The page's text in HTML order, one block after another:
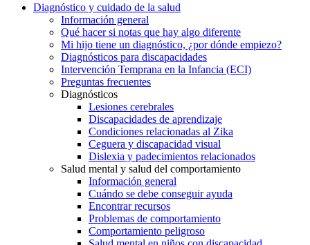
Diagnóstico y cuidado de la salud
Información general
Qué hacer si notas que hay algo diferente
Mi hijo tiene un diagnóstico, ¿por dónde empiezo?
Diagnósticos para discapacidades
Intervención Temprana en la Infancia (ECI)
Preguntas frecuentes
Diagnósticos
Lesiones cerebrales
Discapacidades de aprendizaje
Condiciones relacionadas al Zika
Ceguera y discapacidad visual
Dislexia y padecimientos relacionados
Salud mental y salud del comportamiento
Información general
Cuándo se debe conseguir ayuda
Encontrar recursos
Problemas de comportamiento
Comportamiento peligroso